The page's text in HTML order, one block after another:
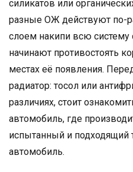
силикатов или
разные ОЖ действуют по-
слоем накипи всю систему
начинают противостоять
местах её появления.
радиатор: тосол или
различиях, стоит
автомобиль, где
испытанный и
автомобиль.